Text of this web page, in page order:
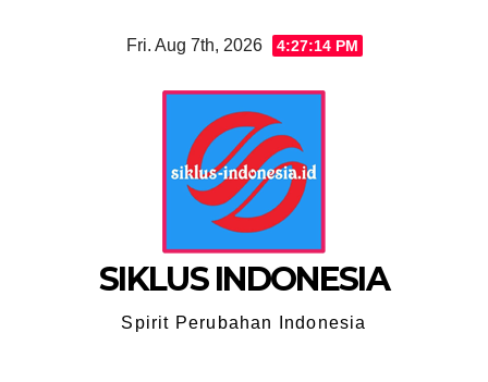
Fri. Aug 7th, 2026 4:27:15 PM
SIKLUS INDONESIA
Spirit Perubahan Indonesia